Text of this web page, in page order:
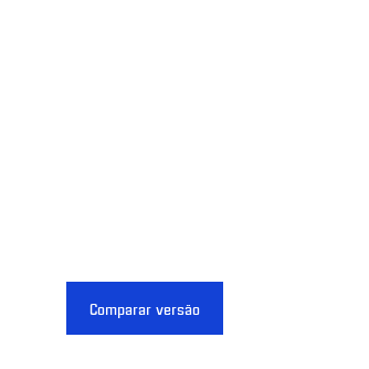
Comparar versão